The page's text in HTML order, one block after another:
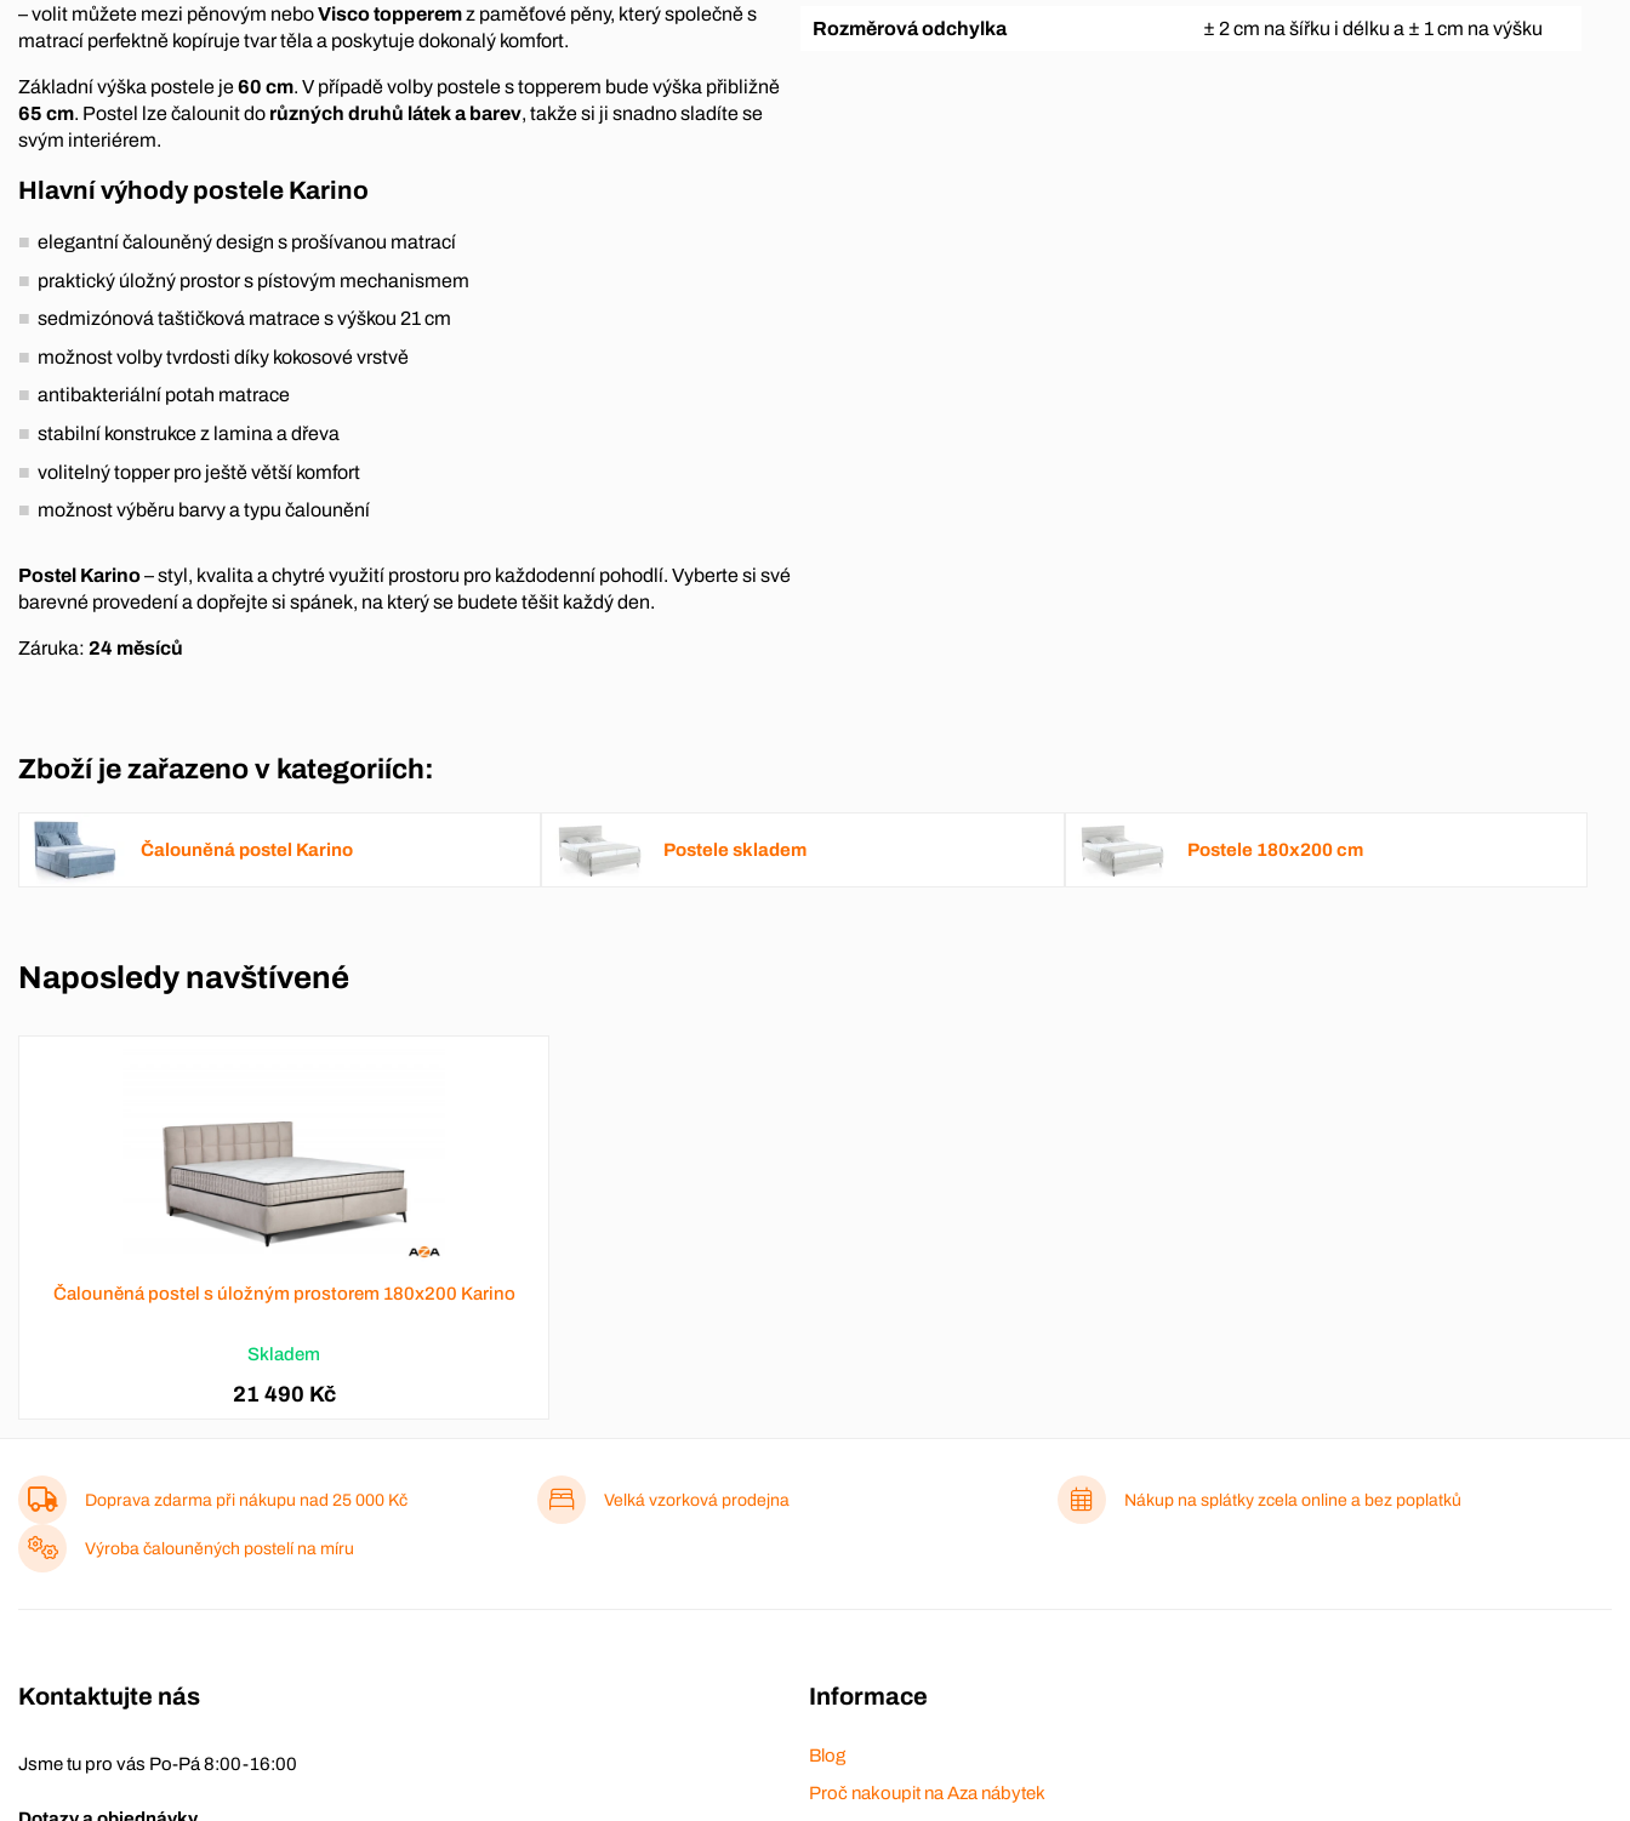
– volit můžete mezi pěnovým neboVisco topperemz paměťové pěny, který společně s
matrací perfektně kopíruje tvar těla a poskytuje dokonalý komfort.
Základní výška postele je60 cm. V případě volby postele s topperem bude výška přibližně
65 cm. Postel lze čalounit do různých druhů látek a barev, takže si ji snadno sladíte se
svým interiérem.
Hlavní výhody postele Karino
elegantní čalouněný design s prošívanou matrací
praktický úložný prostor s pístovým mechanismem
sedmizónová taštičková matrace s výškou 21 cm
možnost volby tvrdosti díky kokosové vrstvě
antibakteriální potah matrace
stabilní konstrukce z lamina a dřeva
volitelný topper pro ještě větší komfort
možnost výběru barvy a typu čalounění
Postel Karino– styl, kvalita a chytré využití prostoru pro každodenní pohodlí. Vyberte si své
barevné provedení a dopřejte si spánek, na který se budete těšit každý den.
Záruka: 24 měsíců
Rozměrová odchylka ± 2 cm na šířku i délku a ± 1 cm na výšku
Zboží je zařazeno v kategoriích:
Čalouněná postel Karino Postele skladem Postele 180x200 cm
Naposledy navštívené
Čalouněná postel s úložným prostorem 180x200 Karino
Skladem
21 490 Kč
Doprava zdarma při nákupu nad 25 000 Kč Velká vzorková prodejna Nákup na splátky zcela online a bez poplatků
Výroba čalouněných postelí na míru
Kontaktujte nás
Jsme tu pro vás Po-Pá 8:00-16:00
Informace
Blog
Proč nakoupit na Aza nábytek